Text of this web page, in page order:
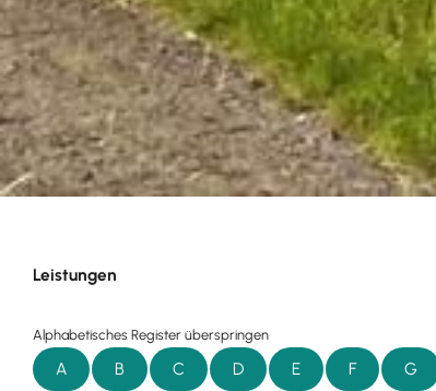
Leistungen
Alphabetisches Register überspringen
A B C D E F G